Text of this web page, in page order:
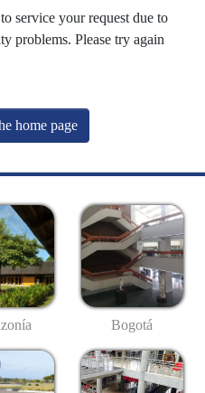
service your request due to
problems. Please try again
home page
Bogotá